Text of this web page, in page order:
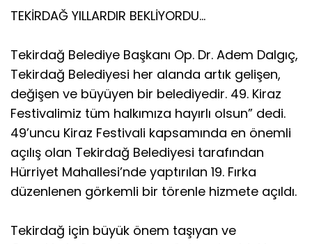
TEKİRDAĞ YILLARDIR BEKLİYORDU…
Tekirdağ Belediye Başkanı Op. Dr. Adem Dalgıç,
Tekirdağ Belediyesi her alanda artık gelişen,
değişen ve büyüyen bir belediyedir. 49. Kiraz
Festivalimiz tüm halkımıza hayırlı olsun” dedi.
49’uncu Kiraz Festivali kapsamında en önemli
açılış olan Tekirdağ Belediyesi tarafından
Hürriyet Mahallesi’nde yaptırılan 19. Fırka
düzenlenen görkemli bir törenle hizmete açıldı.
Tekirdağ için büyük önem taşıyan ve